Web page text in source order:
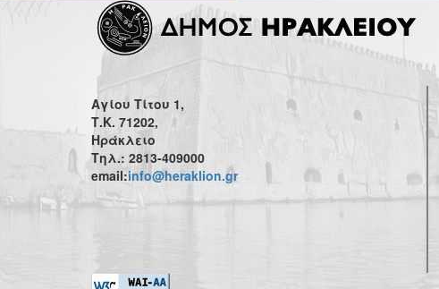
Αγίου Τίτου 1,
Τ.Κ. 71202,
Ηράκλειο
Τηλ.: 2813-409000
email:info@heraklion.gr